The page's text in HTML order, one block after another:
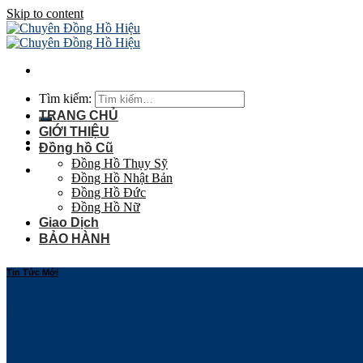
Skip to content
Tìm kiếm:
TRANG CHỦ
GIỚI THIỆU
Đồng hồ Cũ
Đồng Hồ Thụy Sỹ
Đồng Hồ Nhật Bản
Đồng Hồ Đức
Đồng Hồ Nữ
Giao Dịch
BẢO HÀNH
Tin Tức Mới